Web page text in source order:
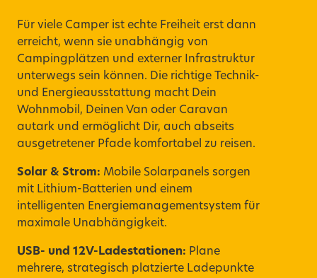
Für viele Camper ist echte Freiheit erst dann
erreicht, wenn sie unabhängig von
Campingplätzen und externer Infrastruktur
unterwegs sein können. Die richtige Technik-
und Energieausstattung macht Dein
Wohnmobil, Deinen Van oder Caravan
autark und ermöglicht Dir, auch abseits
ausgetretener Pfade komfortabel zu reisen.
Solar & Strom: Mobile Solarpanels sorgen
mit Lithium-Batterien und einem
intelligenten Energiemanagementsystem für
maximale Unabhängigkeit.
USB- und 12V-Ladestationen: Plane
mehrere, strategisch platzierte Ladepunkte